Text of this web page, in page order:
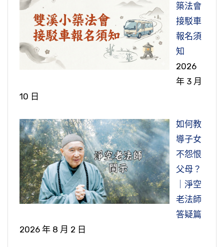
節錄自：淨土大經科註（第一四六集）
來旅遊觀光，看到這個地方的土著，戴一些銅的
首飾、錫的首飾，你看他覺得美得不得了，你一
笑了之，你明白。確實極樂世界的人，不要說極
樂世界，諸天的天人看我們世間的人多可憐。我
們如果一念回光，我們就追上去了。
特別是往生到西方極樂世界，你看凡聖同居土下
不是假話，下下品往生也是阿惟越致菩薩。這就
是告訴我們，就怕你不到極樂世界，只怕不去，
真正到了極樂世界，最低的品位到那邊去，你的
享受、你的智慧，你的神通、道力、享受跟七地
菩薩一樣。這個法門叫難信之法，真難信！但是
我們相信，佛不打妄語，佛不說假話，佛說的肯
定是真的，不是假的，我們真幹，那你就真的得
到。
修，一百個人往生。關鍵，記住，看破、放下。
你為什麼你不能成功？你沒有看破，你沒有放
下。看破、放下是自己真正的冤親債主，只要有
這個東西存在，我們這一生的功夫就白費了，多
節錄自：淨土大經科註（第五回）第一集
來，放在那個地方，長白山如來寺，距離她自己
住的那個道場一千多公里，很短的時間，山神就
把一個活人帶走，真的不是假的，這不是作夢。
這個法師就問山神，她說：「你們作山神有多久
的時間？」他說：「三千多年。」法師又說：
「三千多年前，釋迦牟尼佛還在世，你為什麼不
信有什麼法子？現在才相信了。也非常值得我們
啟示，現在是連鬼神都把天上人間看清楚了，所
以有很多人生天，山神現在看清楚，天他也不要
去了，他要到極樂世界去。現在這八個山神，因
為法師請不動，他也沒有臉回去見人，所以現在
統統留在長春老法師這個道場，叫百國興隆寺，
在這個道場作護法神，皈依三寶，跟著老法師一
起修淨土。
最後談到名聞利養，妖魔鬼怪都來了。
念頭一轉，境界都變了。這不就是佛在經上常講
的「一切法從心想生」，天台大師給我們講的
「百界千如」。我們一心向佛的時候，這個時候
佛法界現前，我們自己不覺得。你要曉得諸佛護
念，佛到我們這個道場來，我們這個道場現在是
界現前。一個人心裡有佛，這一尊佛出現了，這
個講堂裡面幾百個人，每一個人心裡都有佛，就
幾百尊佛出現。只有幾個人心裡有佛，其餘人一
面念佛，一面還胡思亂想，真的還想到名聞利
養，我們這個佛堂，護法神少，妖魔鬼怪多，護
法神跟妖魔鬼怪都在。還好他們不吵架，他們也
不鬧事情，相安無事。這些境界在明眼人看起
來，很清楚、很明白。
滿，你欠缺太多！不但一切人，人是眾生，一切
動物都是眾生，那蚊蟲要來咬你，曉得牠是過去
父母、未來諸佛，我恭恭敬敬供養牠；你要是一
巴掌打死了，這佛被你打死了，父母被你打死
了，這怎麼行？所以首先要有認知，你要認識，
你要明瞭，然後你心裡頭就有了，真的是常常
既然有禮敬，你還能害佛嗎？所以慈悲心從這個
地方油然而生，慈悲心是性德，你的性德就透出
來了。大慈大悲沒有任何條件，為什麼？知道遍
法界虛空界跟自己是一體。
節錄自：大乘無量壽經第一六七集
深的緣分，希望更進一步，我們都能達到學習的
目標——西方極樂世界。如果不能夠往生，你就
空走這一趟了。這個緣分非常稀有，難得遇到，
過去我們疏忽了。今天遇到這個緣分，使我們想
到過去我們跟阿彌陀佛、跟本師釋迦牟尼佛，都
有很深厚的緣分，絕對不是偶然的，這一點我們
要相信。
節錄自：澳洲淨宗學院餐後開示—看破是智慧，
放下是功夫
我們這個世界眾生之所以不能夠出離三界，就是
情太重了，被這個情害了。情重了，怎麼樣？不
能了生死，不能出三界。出了家，還牽掛著俗
家，這怎麼得了？這不得了！這是極大的錯誤。
人，對你的兒孫，你能有幫助嗎？幫不上忙，乾
著急。
真正想幫助他們，告訴他們老實念佛，求生淨
土。真正老實念佛求生淨土了，人家一看，你是
菩薩的眷屬，諸佛護念，龍天善神照顧，比自己
照顧的周到。哪有菩薩眷屬，護法善神不照顧
的？沒有這個事情，那叫真照顧，真的有人有好
希望同學把生死看淡，把生死抓在自己手
去，想留就留，好！面對大眾同修，一同念佛求
生淨土，每天不缺功課。
娑婆苦，又何必要留戀？你對於娑婆留戀，
所以你才怕死；對於娑婆不留戀，不怕了。快快
樂樂把這句佛號念好，阿彌陀佛決定來接引，一
個都不會漏掉。信心決定一切，這個重要！
現在大家不問，我也得要講。過年居士聚會，來
的朋友每年都減少。我們學佛的人警覺性比較
高，什麼時候該來到我？這不是不吉利，這是事
實，我們必須要知道，要早做準備。同時在這段
時間裡面，我們看到往生的，預知時至有好幾
位，很難得！年歲大了，身體不好，萬緣放下，
我們今天說實在話，第一個目標，唯一的目標，
築法會
接駁車
報名須
知
2026
年 3 月
10 日
如何教
導子女
不怨恨
父母？
｜淨空
老法師
答疑篇
2026 年 8 月 2 日